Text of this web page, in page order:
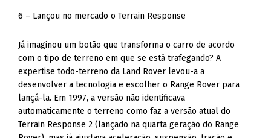
6 – Lançou no mercado o Terrain Response
Já imaginou um botão que transforma o carro de acordo
com o tipo de terreno em que se está trafegando? A
expertise todo-terreno da Land Rover levou-a a
desenvolver a tecnologia e escolher o Range Rover para
lançá-la. Em 1997, a versão não identificava
automaticamente o terreno como faz a versão atual do
Terrain Response 2 (lançado na quarta geração do Range